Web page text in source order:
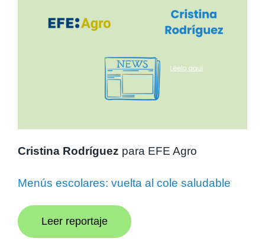
Cristina Rodríguez para EFE Agro
Menús escolares: vuelta al cole saludable
Leer reportaje